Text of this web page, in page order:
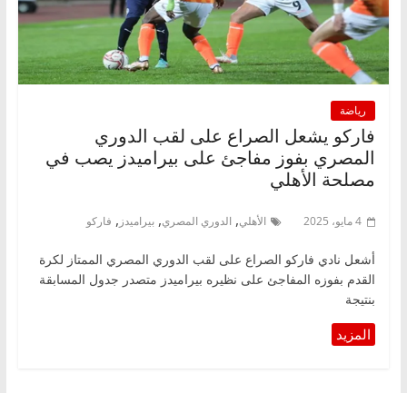
رياضة
فاركو يشعل الصراع على لقب الدوري
المصري بفوز مفاجئ على بيراميدز يصب في
مصلحة الأهلي
4 مايو، 2025 الأهلي, الدوري المصري, بيراميدز , فاركو
أشعل نادي فاركو الصراع على لقب الدوري المصري الممتاز لكرة
القدم بفوزه المفاجئ على نظيره بيراميدز متصدر جدول المسابقة
بنتيجة